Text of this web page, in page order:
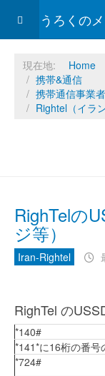
ひょうろくの
現在地:
Home
携帯&通信
携帯通信事業者
Rightel（イラン
RighTelの
ジ等）
Iran-Rightel
RighTel の
*140#
*141*に16桁の番号
*724#